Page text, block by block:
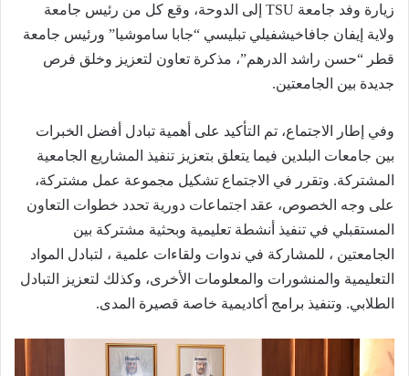
زيارة وفد جامعة TSU إلى الدوحة، وقع كل من رئيس جامعة
ولاية إيفان جافاخيشفيلي تبليسي “جابا ساموشيا” ورئيس جامعة
قطر “حسن راشد الدرهم”، مذكرة تعاون لتعزيز وخلق فرص
جديدة بين الجامعتين.
وفي إطار الاجتماع، تم التأكيد على أهمية تبادل أفضل الخبرات
بين جامعات البلدين فيما يتعلق بتعزيز تنفيذ المشاريع الجامعية
المشتركة. وتقرر في الاجتماع تشكيل مجموعة عمل مشتركة،
على وجه الخصوص، عقد اجتماعات دورية تحدد خطوات التعاون
المستقبلي في تنفيذ أنشطة تعليمية وبحثية مشتركة بين
الجامعتين ، للمشاركة في ندوات ولقاءات علمية ، لتبادل المواد
التعليمية والمنشورات والمعلومات الأخرى، وكذلك لتعزيز التبادل
الطلابي. وتنفيذ برامج أكاديمية خاصة قصيرة المدى.